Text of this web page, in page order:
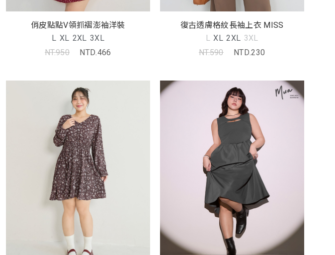
俏皮點點V領抓褶澎袖洋裝
L XL 2XL 3XL
NT.950
NTD.466
復古透膚格紋長袖上衣 MISS
L XL 2XL 3XL
NT.590
NTD.230